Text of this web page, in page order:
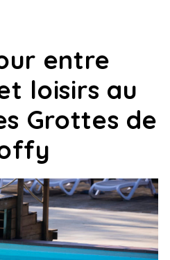
entre
loisirs au
Grottes de